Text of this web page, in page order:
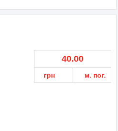
40.00
грн м. пог.